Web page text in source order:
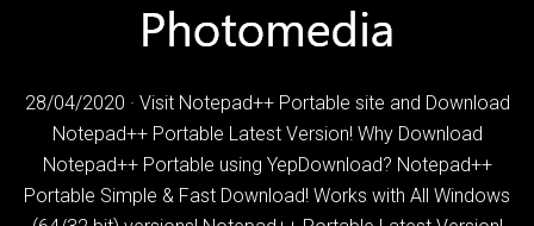
28/04/2020 · Visit Notepad++ Portable site and Download
Notepad++ Portable Latest Version! Why Download
Notepad++ Portable using YepDownload? Notepad++
Portable Simple & Fast Download! Works with All Windows